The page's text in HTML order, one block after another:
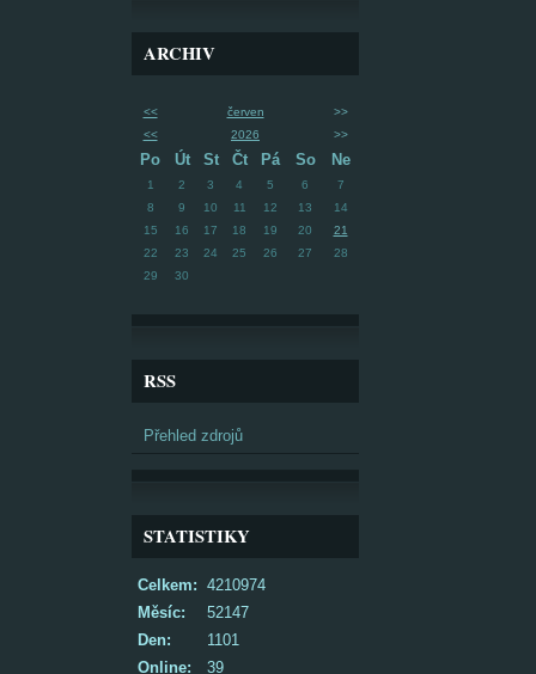
ARCHIV
<< červen
>>
<<
2026 >>
Po Út St Čt Pá So Ne
1 2 3 4 5 6
7
8
9 10 11 12 13
14
15
16 17 18 19 20
21
22
23 24 25 26 27
28
29
30
RSS
Přehled zdrojů
STATISTIKY
Online: 39
Celkem: 4210974
Měsíc:
52147
Den:
1101